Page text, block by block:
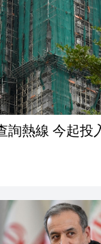
詢熱線 今起投